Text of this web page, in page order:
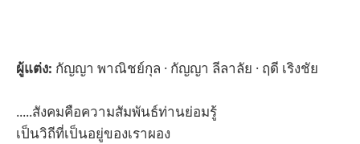
ผู้แต่ง: กัญญา พาณิชย์กุล · กัญญา ลีลาลัย · ฤดี เริงชัย
.....สังคมคือความสัมพันธ์ท่านย่อมรู้
เป็นวิถีที่เป็นอยู่ของเราผอง